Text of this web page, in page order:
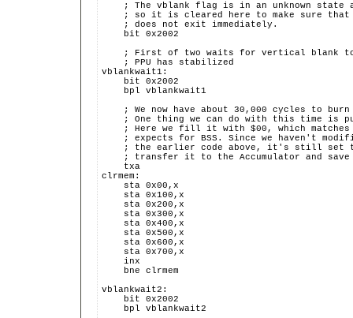
; The vblank flag is in an unknown state
; so it is cleared here to make sure that
    ; does not exit immediately.
    bit 0x2002
; First of two waits for vertical blank
    ; PPU has stabilized
vblankwait1:
    bit 0x2002
    bpl vblankwait1
; We now have about 30,000 cycles to
; One thing we can do with this time is
; Here we fill it with $00, which
; expects for BSS. Since we haven't
; the earlier code above, it's still set
; transfer it to the Accumulator and save
    txa
clrmem:
    sta 0x00,x
    sta 0x100,x
    sta 0x200,x
    sta 0x300,x
    sta 0x400,x
    sta 0x500,x
    sta 0x600,x
    sta 0x700,x
    inx
    bne clrmem
vblankwait2:
    bit 0x2002
    bpl vblankwait2